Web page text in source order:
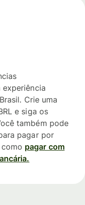
experiência
Crie uma
e siga os
também pode
pagar por
pagar com